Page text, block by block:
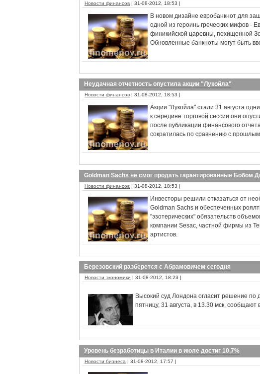
Новости финансов | 31-08-2012, 18:53 |
В новом дизайне евробанкнот для
одной из героинь греческих мифов -
финикийской царевны, похищенной
Обновленные банкноты могут быть
Неудачная отчетность опустила акции "Лукойла"
Новости финансов | 31-08-2012, 18:53 |
Акции "Лукойла" стали 31 августа
к середине торговой сессии они
после публикации финансового
сократилась по сравнению с
Goldman Sachs не смог продать гарантированные Бобом
Новости финансов | 31-08-2012, 18:53 |
Инвесторы решили отказаться от
Goldman Sachs и обеспеченных
"эзотерических" обязательств
компании Sesac, частной фирмы из
артистов.
Березовский разберется с Абрамовичем сегодня
Новости экономики | 31-08-2012, 18:23 |
Высокий суд Лондона огласит решение по
пятницу, 31 августа, в 13.30 мск,
Уровень безработицы в Италии в июле достиг 10,7%
Новости бизнеса | 31-08-2012, 17:57 |